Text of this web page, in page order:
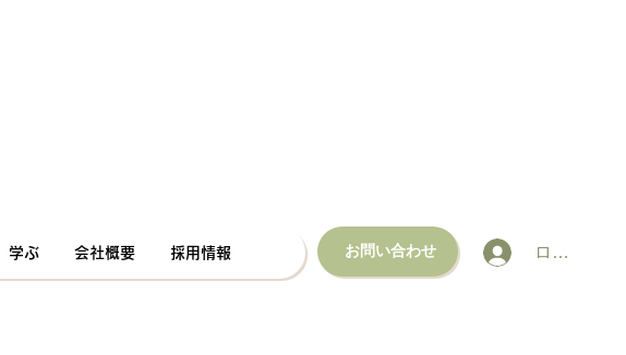
学ぶ 会社概要 採用情報 お問い合わせ ログイン